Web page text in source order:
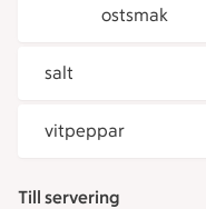
ostsmak
salt
vitpeppar
Till servering